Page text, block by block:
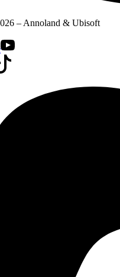
– Annoland & Ubisoft